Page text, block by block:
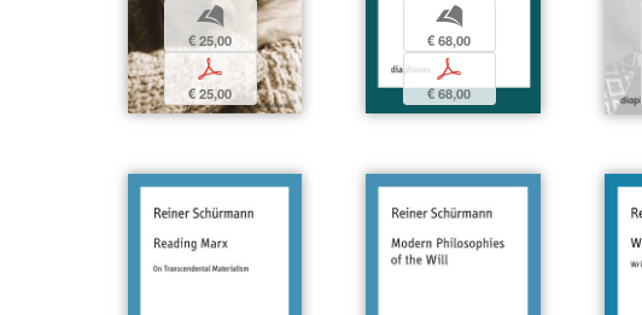
b
€ 25,00
p
€ 25,00
b
€ 68,00
p
€ 68,00